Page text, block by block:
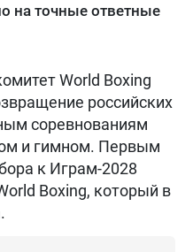
на точные ответные
World Boxing
российских
соревнованиям
и гимном. Первым
к Играм-2028
Boxing, который в